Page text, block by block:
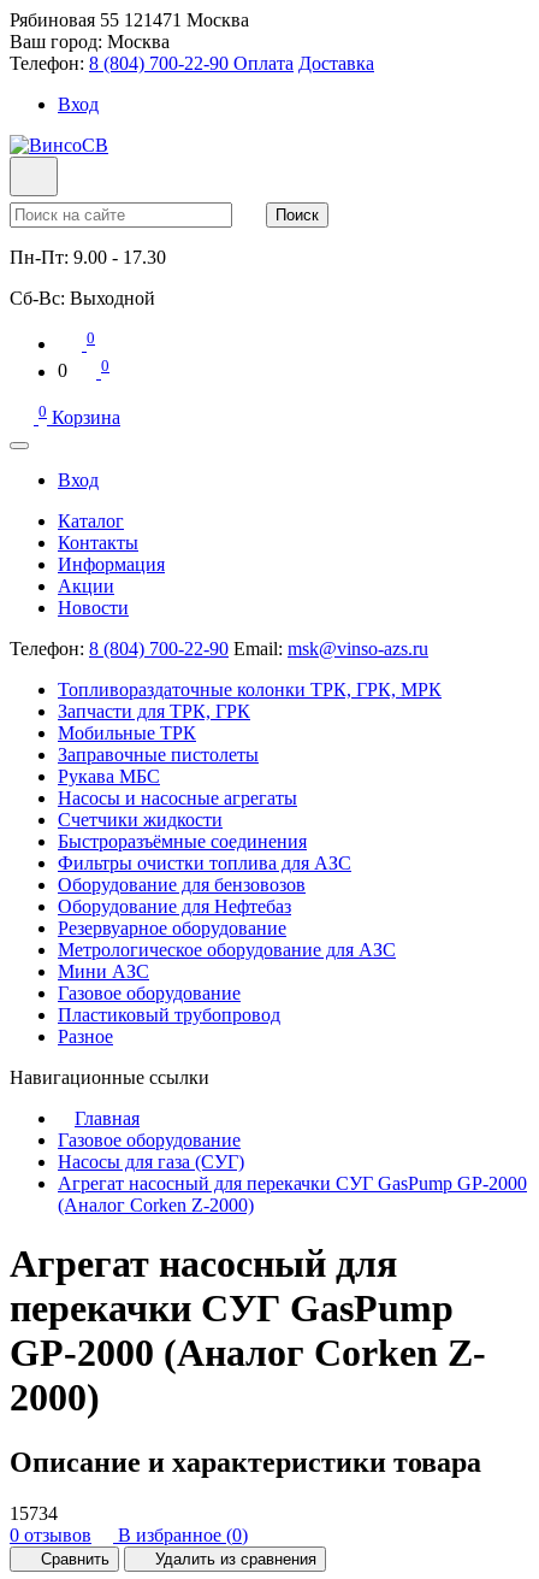
Рябиновая 55 121471 Москва
Ваш город: Москва
Телефон: 8 (804) 700-22-90 Оплата Доставка
Вход
Поиск
Пн-Пт: 9.00 - 17.30
Сб-Вс: Выходной
0
0 0
0 Корзина
Вход
Каталог
Контакты
Информация
Акции
Новости
Телефон: 8 (804) 700-22-90 Email: msk@vinso-azs.ru
Топливораздаточные колонки ТРК, ГРК, МРК
Запчасти для ТРК, ГРК
Мобильные ТРК
Заправочные пистолеты
Рукава МБС
Насосы и насосные агрегаты
Счетчики жидкости
Быстроразъёмные соединения
Фильтры очистки топлива для АЗС
Оборудование для бензовозов
Оборудование для Нефтебаз
Резервуарное оборудование
Метрологическое оборудование для АЗС
Мини АЗС
Газовое оборудование
Пластиковый трубопровод
Разное
Навигационные ссылки
Главная
Газовое оборудование
Насосы для газа (СУГ)
Агрегат насосный для перекачки СУГ GasPump GP-2000
(Аналог Corken Z-2000)
Агрегат насосный для
перекачки СУГ GasPump
GP-2000 (Аналог Corken Z-
2000)
Описание и характеристики товара
15734
0 отзывов
В избранное (0)
Сравнить Удалить из сравнения